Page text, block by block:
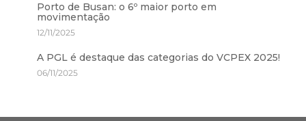
Porto de Busan: o 6º maior porto em
movimentação
12/11/2025
A PGL é destaque das categorias do VCPEX 2025!
06/11/2025